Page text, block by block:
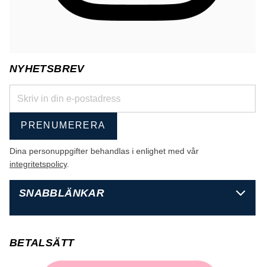
NYHETSBREV
PRENUMERERA
Dina personuppgifter behandlas i enlighet med vår
integritetspolicy.
SNABBLÄNKAR
BETALSÄTT